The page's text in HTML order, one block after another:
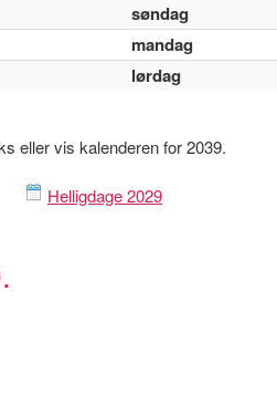
søndag
mandag
lørdag
eller vis kalenderen for 2039.
Helligdage 2029